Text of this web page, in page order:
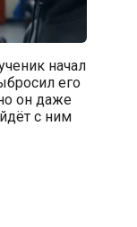
начал
его
он даже
с ним